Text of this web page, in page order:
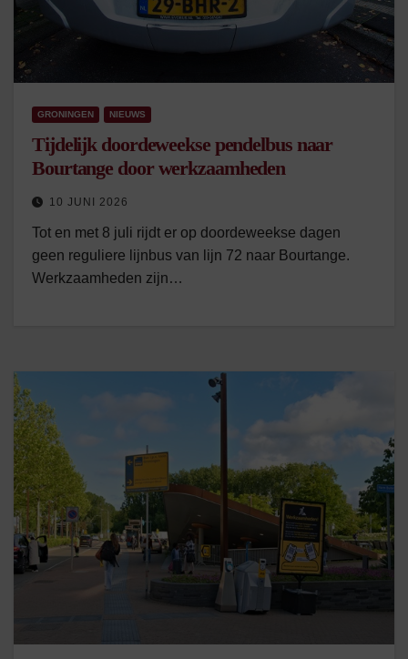
GRONINGEN NIEUWS
Tijdelijk doordeweekse pendelbus naar
Bourtange door werkzaamheden
10 JUNI 2026
Tot en met 8 juli rijdt er op doordeweekse dagen
geen reguliere lijnbus van lijn 72 naar Bourtange.
Werkzaamheden zijn…